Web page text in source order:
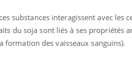
substances interagissent avec les
du soja sont liés à ses propriétés
des vaisseaux sanguins).